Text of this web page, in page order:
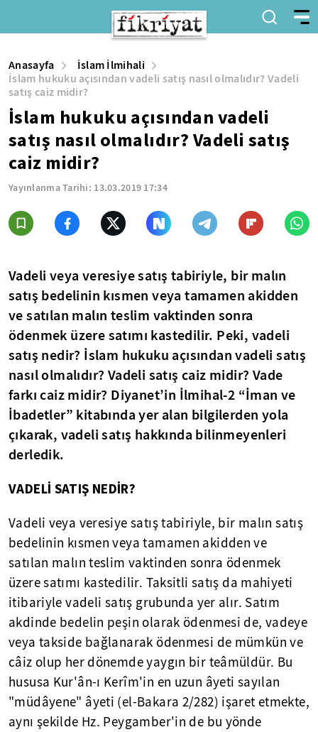
Anasayfa
İslam İlmihali
İslam hukuku açısından vadeli satış nasıl olmalıdır? Vadeli
satış caiz midir?
İslam hukuku açısından vadeli
satış nasıl olmalıdır? Vadeli satış
caiz midir?
Yayınlanma Tarihi: 13.03.2019 17:34
Vadeli veya veresiye satış tabiriyle, bir malın
satış bedelinin kısmen veya tamamen akidden
ve satılan malın teslim vaktinden sonra
ödenmek üzere satımı kastedilir. Peki, vadeli
satış nedir? İslam hukuku açısından vadeli satış
nasıl olmalıdır? Vadeli satış caiz midir? Vade
farkı caiz midir? Diyanet’in İlmihal-2 “İman ve
İbadetler” kitabında yer alan bilgilerden yola
çıkarak, vadeli satış hakkında bilinmeyenleri
derledik.
VADELİ SATIŞ NEDİR?
Vadeli veya veresiye satış tabiriyle, bir malın satış
bedelinin kısmen veya tamamen akidden ve
satılan malın teslim vaktinden sonra ödenmek
üzere satımı kastedilir. Taksitli satış da mahiyeti
itibariyle vadeli satış grubunda yer alır. Satım
akdinde bedelin peşin olarak ödenmesi de, vadeye
veya takside bağlanarak ödenmesi de mümkün ve
câiz olup her dönemde yaygın bir teâmüldür. Bu
hususa Kur'ân-ı Kerîm'in en uzun âyeti sayılan
"müdâyene" âyeti (el-Bakara 2/282) işaret etmekte,
aynı şekilde Hz. Peygamber'in de bu yönde